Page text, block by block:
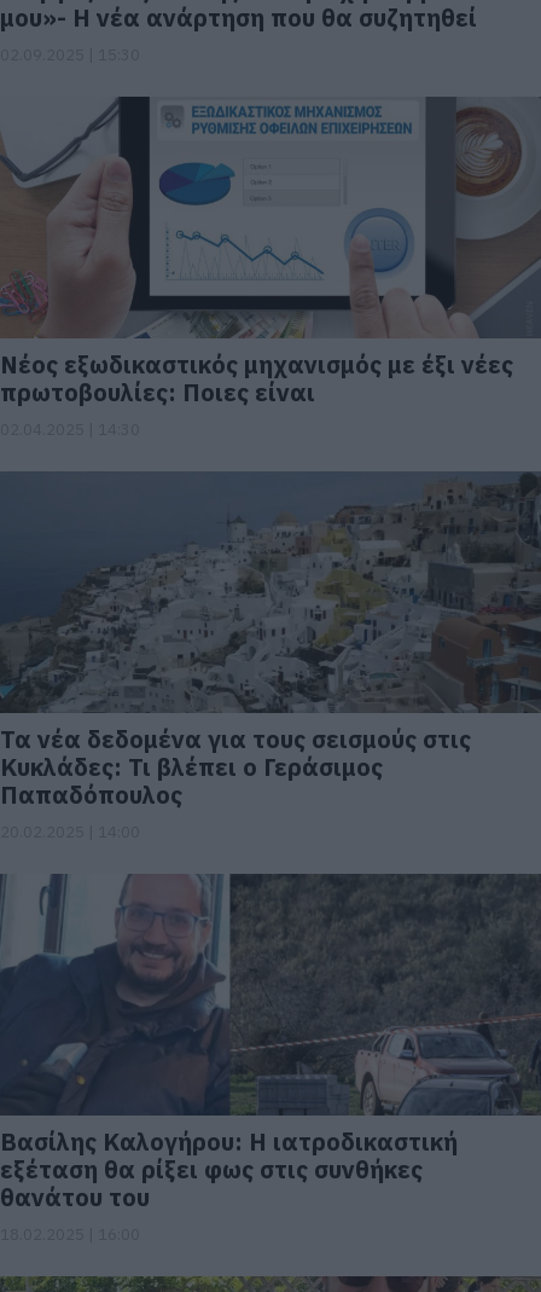
μου»- Η νέα ανάρτηση που θα συζητηθεί
Νέος εξωδικαστικός μηχανισμός με έξι νέες
πρωτοβουλίες: Ποιες είναι
Τα νέα δεδομένα για τους σεισμούς στις
Κυκλάδες: Τι βλέπει ο Γεράσιμος
Παπαδόπουλος
Βασίλης Καλογήρου: Η ιατροδικαστική
εξέταση θα ρίξει φως στις συνθήκες
θανάτου του